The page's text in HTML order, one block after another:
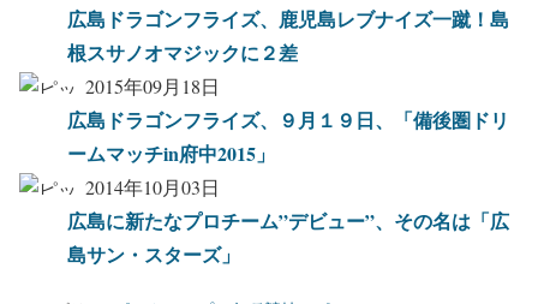
広島ドラゴンフライズ、鹿児島レブナイズ一蹴！島
根スサノオマジックに２差
2015年09月18日
広島ドラゴンフライズ、９月１９日、「備後圏ドリ
ームマッチin府中2015」
2014年10月03日
広島に新たなプロチーム”デビュー”、その名は「広
島サン・スターズ」